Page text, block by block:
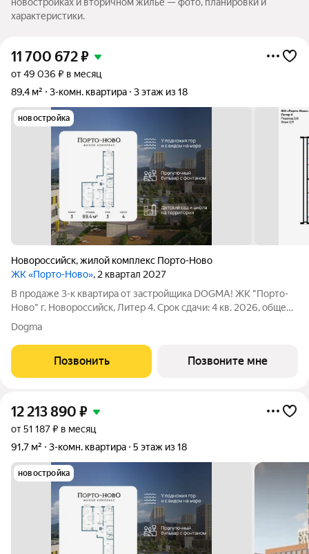
характеристики.
11 700 672₽
от 49 036 ₽ в месяц
89,4 м²
3-комн. квартира 3 этаж из 18
новостройка
Новороссийск,жилой комплекс Порто-Ново
ЖК «Порто-Ново», 2 квартал 2027
В продаже 3-к квартира от застройщика DOGMA! ЖК "Порто-
Ново" г. Новороссийск, Литер 4. Срок сдачи: 4 кв. 2026, общей
площадью 89.4 кв.м., на 3 этаже. ЖК "Порто-Ново" новый порт
для комфортной жизни. Место, где шум Чёрного моря
становится саундтреком
Dogma
Позвонить Позвоните мне
12 213 890 ₽
от 51 187 ₽ в месяц
91,7 м²
3-комн. квартира 5 этаж из 18
новостройка